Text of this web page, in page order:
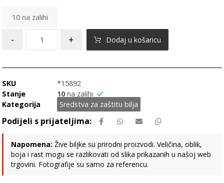
10 na zalihi
- + Dodaj u košaricu
SKU
*15892
Stanje
10na zalihi
Kategorija
Sredstva za zaštitu bilja
Napomena: Žive biljke su prirodni proizvodi. Veličina, oblik,
boja i rast mogu se razlikovati od slika prikazanih u našoj web
trgovini. Fotografije su samo za referencu.